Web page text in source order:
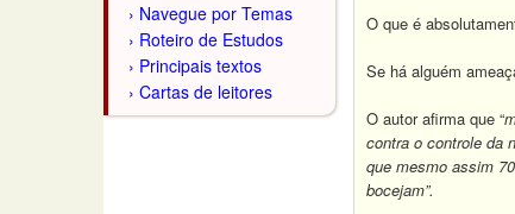
Navegue por Temas
Roteiro de Estudos
Principais textos
Cartas de leitores
O que é
Se há alguém
O autor afirma que “
contra o controle da
que mesmo assim
bocejam”.